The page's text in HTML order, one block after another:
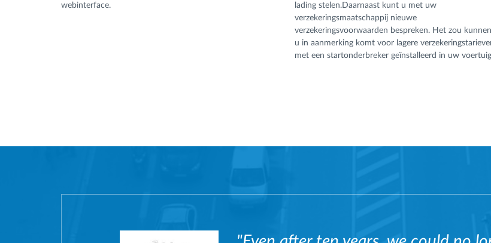
webinterface.
lading stelen.Daarnaast kunt u met uw
verzekeringsmaatschappij nieuwe
verzekeringsvoorwaarden bespreken. Het zou
u in aanmerking komt voor lagere
met een startonderbreker geïnstalleerd in uw